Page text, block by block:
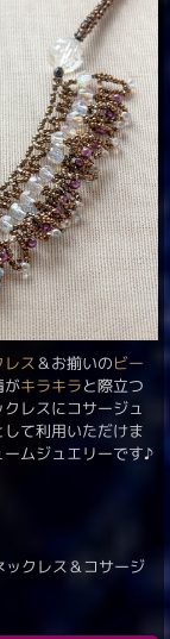
ス ＆お揃いのビー
がキラキラと際立つ
レスにコサージュ
て利用いただけま
ームジュエリーです♪
クレス＆コサージ